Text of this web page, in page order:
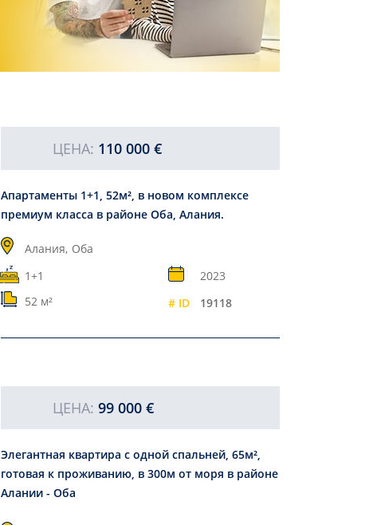
ЦЕНА: 110 000 €
Апартаменты 1+1, 52м², в новом комплексе
премиум класса в районе Оба, Алания.
Алания, Оба
1+1
2023
52 м²
# ID 19118
ЦЕНА: 99 000 €
Элегантная квартира с одной спальней, 65м²,
готовая к проживанию, в 300м от моря в районе
Алании - Оба